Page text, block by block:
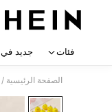
فئات جديد في
الصفحة الرئيسية /